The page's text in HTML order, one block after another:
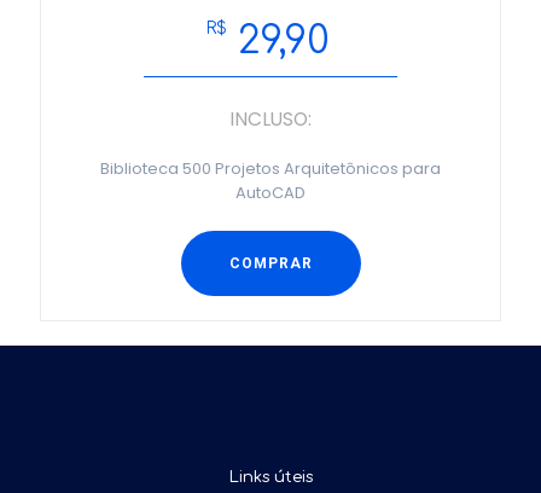
R$ 29,90
INCLUSO:
Biblioteca 500 Projetos Arquitetônicos para
AutoCAD
COMPRAR
Links úteis